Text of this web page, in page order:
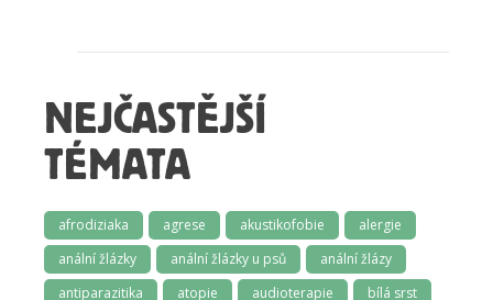
NEJČASTĚJŠÍ
TÉMATA
afrodiziaka agrese akustikofobie
alergie
anální žlázky
anální žlázky u psů
anální žlázy
antiparazitika
atopie audioterapie
bílá srst